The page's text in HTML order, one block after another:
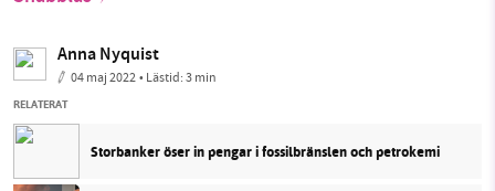
Anna Nyquist
04 maj 2022• Lästid:3 min
RELATERAT
Storbanker öser in pengar i fossilbränslen och petrokemi